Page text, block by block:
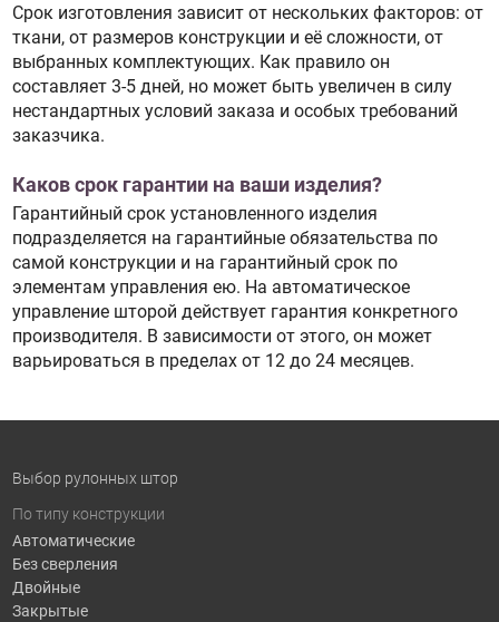
Срок изготовления зависит от нескольких факторов: от
ткани, от размеров конструкции и её сложности, от
выбранных комплектующих. Как правило он
составляет 3-5 дней, но может быть увеличен в силу
нестандартных условий заказа и особых требований
заказчика.
Каков срок гарантии на ваши изделия?
Гарантийный срок установленного изделия
подразделяется на гарантийные обязательства по
самой конструкции и на гарантийный срок по
элементам управления ею. На автоматическое
управление шторой действует гарантия конкретного
производителя. В зависимости от этого, он может
варьироваться в пределах от 12 до 24 месяцев.
Выбор рулонных штор
По типу конструкции
Автоматические
Без сверления
Двойные
Закрытые